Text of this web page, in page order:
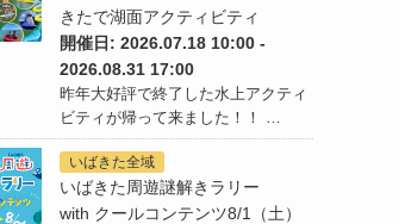
きたで湖面アクティビティ
開催日: 2026.07.18 10:00 -
2026.08.31 17:00
昨年大好評で終了した水上アクティ
ビティが帰って来ました！！ …
いばきた全域
いばきた周遊謎解きラリー
with クールコンテンツ8/1（土）